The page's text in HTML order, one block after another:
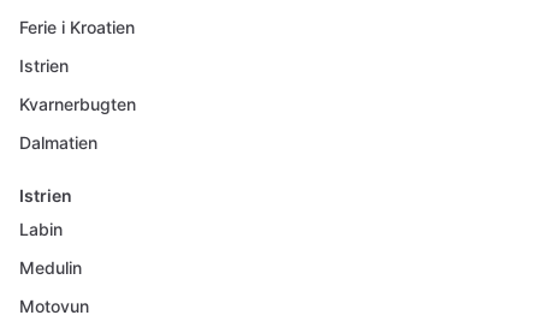
Ferie i Kroatien
Istrien
Kvarnerbugten
Dalmatien
Istrien
Labin
Medulin
Motovun